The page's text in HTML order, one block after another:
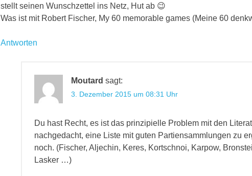
stellt seinen Wunschzettel ins Netz, Hut ab 😉
Was ist mit Robert Fischer, My 60 memorable games (Meine 60
Antworten
Moutard sagt:
3. Dezember 2015 um 08:31 Uhr
Du hast Recht, es ist das prinzipielle Problem mit den
nachgedacht, eine Liste mit guten Partiensammlungen zu
noch. (Fischer, Aljechin, Keres, Kortschnoi, Karpow,
Lasker …)